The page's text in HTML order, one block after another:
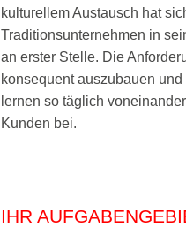
kulturellem Austausch hat
Traditionsunternehmen in
an erster Stelle. Die
konsequent auszubauen
lernen so täglich
Kunden bei.
IHR